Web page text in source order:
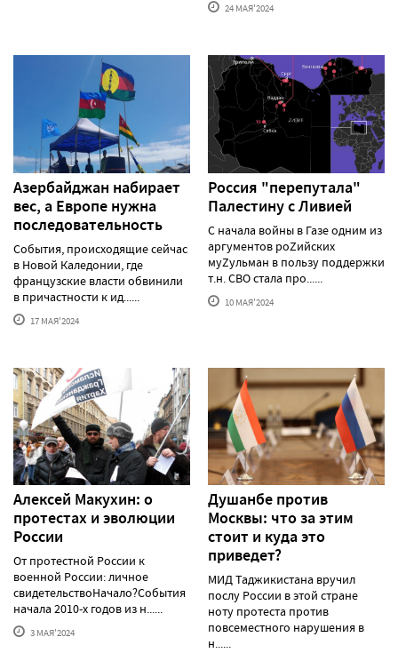
24 МАЯ'2024
Азербайджан набирает
вес, а Европе нужна
последовательность
События, происходящие сейчас
в Новой Каледонии, где
французские власти обвинили
в причастности к ид......
17 МАЯ'2024
Россия "перепутала"
Палестину с Ливией
С начала войны в Газе одним из
аргументов роZийских
муZульман в пользу поддержки
т.н. СВО стала про......
10 МАЯ'2024
Алексей Макуxин: о
протестаx и эволюции
России
От протестной России к
военной России: личное
свидетельствоНачало?События
начала 2010-х годов из н......
3 МАЯ'2024
Душанбе против
Москвы: что за этим
стоит и куда это
приведет?
МИД Таджикистана вручил
послу России в этой стране
ноту протеста против
повсеместного нарушения в
н......